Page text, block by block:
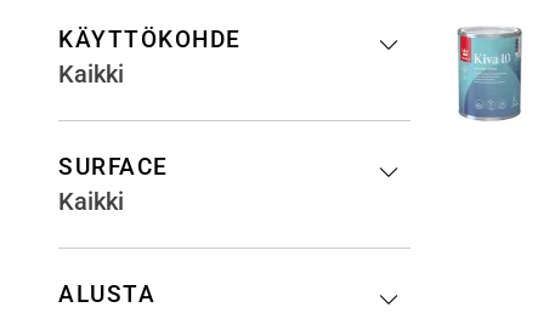
KÄYTTÖKOHDE
Kaikki
SURFACE
Kaikki
ALUSTA